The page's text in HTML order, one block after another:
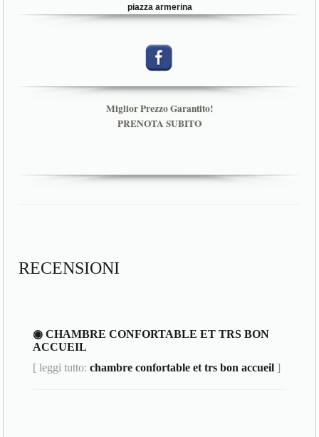
piazza armerina
Miglior Prezzo Garantito!
PRENOTA SUBITO
RECENSIONI
◉ CHAMBRE CONFORTABLE ET TRS BON
ACCUEIL
[ leggi tutto:chambre confortable et trs bon accueil ]